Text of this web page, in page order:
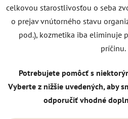
celkovou starostlivosťou o seba
o prejav vnútorného stavu
pod.), kozmetika iba eliminuje
príčinu.
Potrebujete pomôcť s
Vyberte z nižšie uvedených, aby
odporučiť vhodné